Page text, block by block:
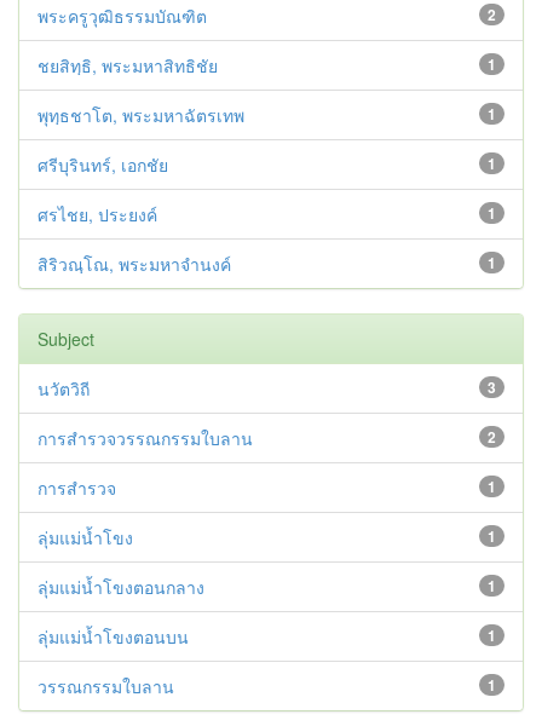
2
พระครูวุฒิธรรมบัณฑิต
1
ชยสิทฺธิ, พระมหาสิทธิชัย
1
พุทฺธชาโต, พระมหาฉัตรเทพ
1
ศรีบุรินทร์, เอกชัย
1
ศรไชย, ประยงค์
1
สิริวณฺโณ, พระมหาจำนงค์
Subject
3
นวัตวิถี
2
การสำรวจวรรณกรรมใบลาน
1
การสำรวจ
1
ลุ่มแม่น้ำโขง
1
ลุ่มแม่น้ำโขงตอนกลาง
1
ลุ่มแม่น้ำโขงตอนบน
1
วรรณกรรมใบลาน